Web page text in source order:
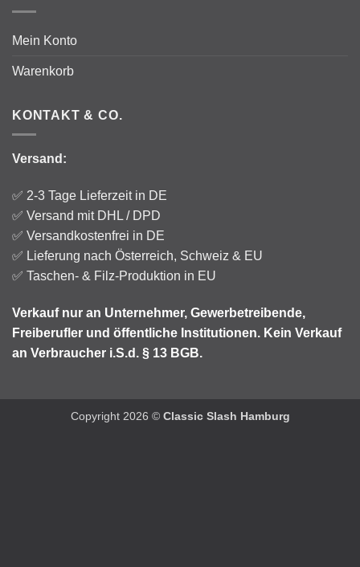
Mein Konto
Warenkorb
KONTAKT & CO.
Versand:
✅ 2-3 Tage Lieferzeit in DE
✅ Versand mit DHL / DPD
✅ Versandkostenfrei in DE
✅ Lieferung nach Österreich, Schweiz & EU
✅ Taschen- & Filz-Produktion in EU
Verkauf nur an Unternehmer, Gewerbetreibende,
Freiberufler und öffentliche Institutionen. Kein Verkauf
an Verbraucher i.S.d. § 13 BGB.
Copyright 2026 © Classic Slash Hamburg